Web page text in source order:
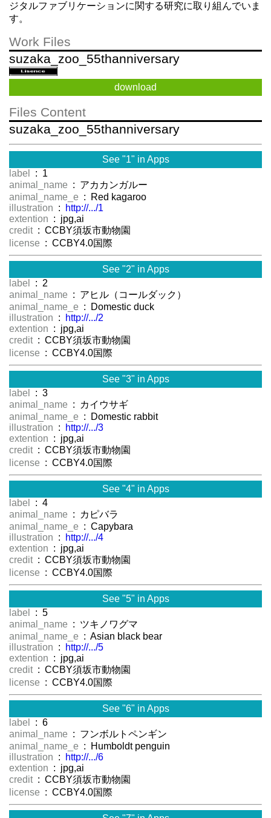
ジタルファブリケーションに関する研究に取り組んでいま
す。
Work Files
suzaka_zoo_55thanniversary
download
Files Content
suzaka_zoo_55thanniversary
See "1" in Apps
label
: 1
animal_name : アカカンガルー
animal_name_e : Red kagaroo
illustration :
http://.../1
extention : jpg,ai
credit : CCBY須坂市動物園
license : CCBY4.0国際
See "2" in Apps
label
: 2
animal_name : アヒル（コールダック）
animal_name_e : Domestic duck
illustration :
http://.../2
extention : jpg,ai
credit : CCBY須坂市動物園
license : CCBY4.0国際
See "3" in Apps
label
: 3
animal_name : カイウサギ
animal_name_e : Domestic rabbit
illustration :
http://.../3
extention : jpg,ai
credit : CCBY須坂市動物園
license : CCBY4.0国際
See "4" in Apps
label
: 4
animal_name : カピバラ
animal_name_e : Capybara
illustration :
http://.../4
extention : jpg,ai
credit : CCBY須坂市動物園
license : CCBY4.0国際
See "5" in Apps
label
: 5
animal_name : ツキノワグマ
animal_name_e : Asian black bear
illustration :
http://.../5
extention : jpg,ai
credit : CCBY須坂市動物園
license : CCBY4.0国際
See "6" in Apps
label
: 6
animal_name : フンボルトペンギン
animal_name_e : Humboldt penguin
illustration :
http://.../6
extention : jpg,ai
credit : CCBY須坂市動物園
license : CCBY4.0国際